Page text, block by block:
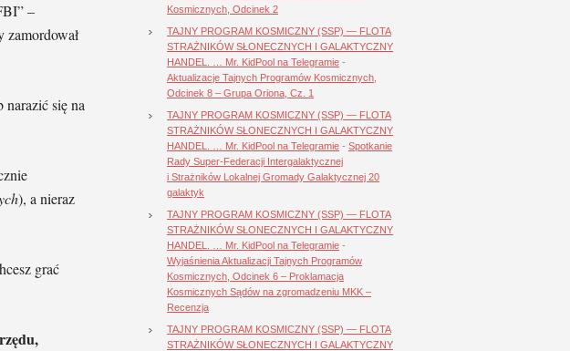
–
narazić się na
), a nieraz
grać
Kosmicznych, Odcinek 2
TAJNY PROGRAM KOSMICZNY (SSP) — FLOTA
STRAŻNIKÓW SŁONECZNYCH I GALAKTYCZNY
HANDEL. … Mr. KidPool na Telegramie -
Aktualizacje Tajnych Programów Kosmicznych,
Odcinek 8 – Grupa Oriona, Cz. 1
TAJNY PROGRAM KOSMICZNY (SSP) — FLOTA
STRAŻNIKÓW SŁONECZNYCH I GALAKTYCZNY
HANDEL. … Mr. KidPool na Telegramie - Spotkanie
Rady Super-Federacji Intergalaktycznej
i Strażników Lokalnej Gromady Galaktycznej 20
galaktyk
TAJNY PROGRAM KOSMICZNY (SSP) — FLOTA
STRAŻNIKÓW SŁONECZNYCH I GALAKTYCZNY
HANDEL. … Mr. KidPool na Telegramie -
Wyjaśnienia Aktualizacji Tajnych Programów
Kosmicznych, Odcinek 6 – Proklamacja
Kosmicznych Sądów na zgromadzeniu MKK –
Recenzja
TAJNY PROGRAM KOSMICZNY (SSP) — FLOTA
STRAŻNIKÓW SŁONECZNYCH I GALAKTYCZNY